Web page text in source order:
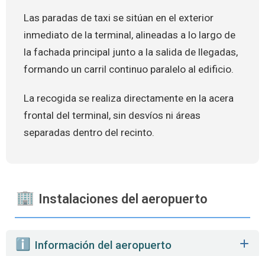
Las paradas de taxi se sitúan en el exterior
inmediato de la terminal, alineadas a lo largo de
la fachada principal junto a la salida de llegadas,
formando un carril continuo paralelo al edificio.
La recogida se realiza directamente en la acera
frontal del terminal, sin desvíos ni áreas
separadas dentro del recinto.
Instalaciones del aeropuerto
️ Información del aeropuerto